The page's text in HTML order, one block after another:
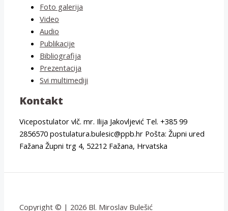
Foto galerija
Video
Audio
Publikacije
Bibliografija
Prezentacija
Svi multimediji
Kontakt
Vicepostulator vlč. mr. Ilija Jakovljević Tel. +385 99
2856570 postulatura.bulesic@ppb.hr Pošta: Župni ured
Fažana Župni trg 4, 52212 Fažana, Hrvatska
Copyright © | 2026 Bl. Miroslav Bulešić